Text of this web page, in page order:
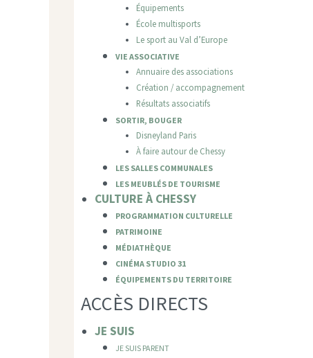
Équipements
École multisports
Le sport au Val d’Europe
VIE ASSOCIATIVE
Annuaire des associations
Création / accompagnement
Résultats associatifs
SORTIR, BOUGER
Disneyland Paris
À faire autour de Chessy
LES SALLES COMMUNALES
LES MEUBLÉS DE TOURISME
CULTURE À CHESSY
PROGRAMMATION CULTURELLE
PATRIMOINE
MÉDIATHÈQUE
CINÉMA STUDIO 31
ÉQUIPEMENTS DU TERRITOIRE
ACCÈS DIRECTS
JE SUIS
JE SUIS PARENT